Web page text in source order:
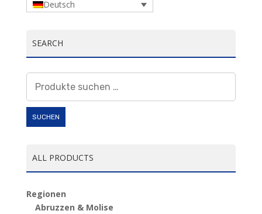
Deutsch
SEARCH
nach:
SUCHEN
ALL PRODUCTS
Regionen
Abruzzen & Molise